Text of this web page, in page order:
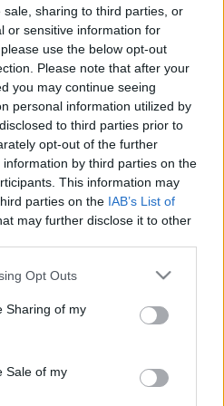
sharing to third parties, or
or sensitive information for
use the below opt-out
Please note that after your
you may continue seeing
personal information utilized by
to third parties prior to
opt-out of the further
by third parties on the
This information may
parties on the IAB’s List of
may further disclose it to other
app uses one or more Google
behaviour. You may click to
and its third-party tags to
purposes in below Google
Opt Outs
Sharing of my
Sale of my